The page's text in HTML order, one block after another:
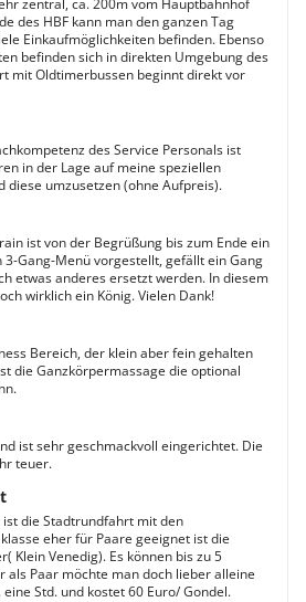
zentral, ca. 200m vom Hauptbahnhof
des HBF kann man den ganzen Tag
Einkaufmöglichkeiten befinden. Ebenso
befinden sich in direkten Umgebung des
mit Oldtimerbussen beginnt direkt vor
des Service Personals ist
in der Lage auf meine speziellen
diese umzusetzen (ohne Aufpreis).
ist von der Begrüßung bis zum Ende ein
Gang-Menü vorgestellt, gefällt ein Gang
etwas anderes ersetzt werden. In diesem
wirklich ein König. Vielen Dank!
Bereich, der klein aber fein gehalten
die Ganzkörpermassage die optional
ist sehr geschmackvoll eingerichtet. Die
teuer.
die Stadtrundfahrt mit den
eher für Paare geeignet ist die
Klein Venedig). Es können bis zu 5
als Paar möchte man doch lieber alleine
Std. und kostet 60 Euro/ Gondel.